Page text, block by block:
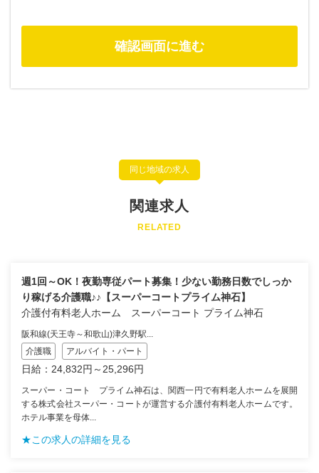
同じ地域の求人
関連求人
RELATED
週1回～OK！夜勤専従パート募集！少ない勤務日数でしっか
り稼げる介護職♪♪【スーパーコートプライム神石】
介護付有料老人ホーム スーパーコート プライム神石
阪和線(天王寺～和歌山)津久野駅...
介護職
アルバイト・パート
日給：24,832円～25,296円
スーパー・コート プライム神石は、関西一円で有料老人ホームを展開
する株式会社スーパー・コートが運営する介護付有料老人ホームです。
ホテル事業を母体...
★この求人の詳細を見る